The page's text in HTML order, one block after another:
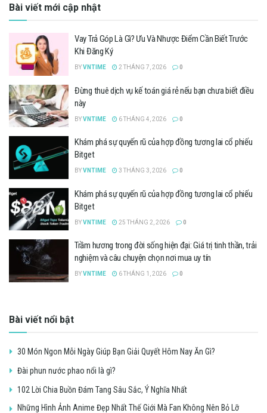
Bài viết mới cập nhật
Vay Trả Góp Là Gì? Ưu Và Nhược Điểm Cần Biết Trước
Khi Đăng Ký
BYVNTIME 2 THÁNG 7, 2026 0
Đừng thuê dịch vụ kế toán giá rẻ nếu bạn chưa biết điều
này
BYVNTIME 6 THÁNG 4, 2026 0
Khám phá sự quyến rũ của hợp đồng tương lai cổ phiếu
Bitget
BYVNTIME 3 THÁNG 3, 2026 0
Khám phá sự quyến rũ của hợp đồng tương lai cổ phiếu
Bitget
BYVNTIME 25 THÁNG 2, 2026 0
Trầm hương trong đời sống hiện đại: Giá trị tinh thần, trải
nghiệm và câu chuyện chọn nơi mua uy tín
BYVNTIME 6 THÁNG 1, 2026 0
Bài viết nổi bật
30 Món Ngon Mỗi Ngày Giúp Bạn Giải Quyết Hôm Nay Ăn Gì?
Đài phun nước phao nổi là gì?
102 Lời Chia Buồn Đám Tang Sâu Sắc, Ý Nghĩa Nhất
Những Hình Ảnh Anime Đẹp Nhất Thế Giới Mà Fan Không Nên Bỏ Lỡ